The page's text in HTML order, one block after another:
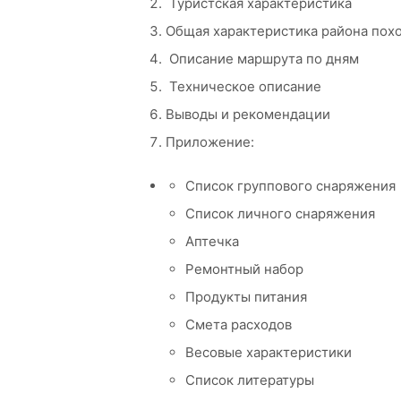
Общая характеристика района
Описание маршрута по дням
Техническое описание
Выводы и рекомендации
Приложение:
Список группового снаряжения
Список личного снаряжения
Аптечка
Ремонтный набор
Продукты питания
Смета расходов
Весовые характеристики
Список литературы